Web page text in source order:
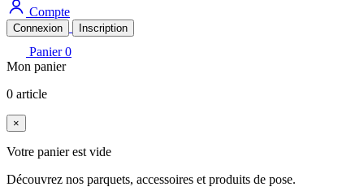
Compte
Connexion Inscription
Panier 0
Mon panier
0 article
×
Votre panier est vide
Découvrez nos parquets, accessoires et produits de pose.